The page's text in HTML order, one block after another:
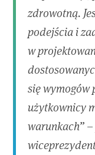
zdrowotną.
podejścia i
w
się wymogów
użytkownicy
warunkach” –